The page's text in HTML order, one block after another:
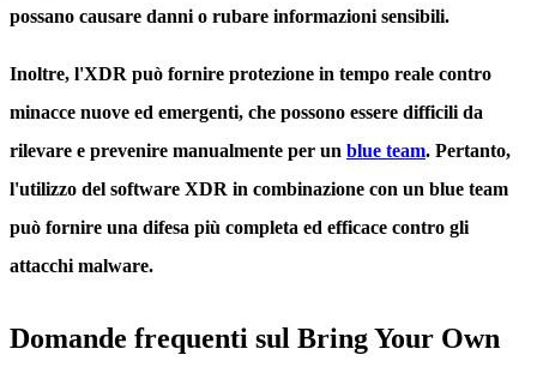
possano causare danni o rubare informazioni sensibili.
Inoltre, l'XDR può fornire protezione in tempo reale contro
minacce nuove ed emergenti, che possono essere difficili da
rilevare e prevenire manualmente per un blue team. Pertanto,
l'utilizzo del software XDR in combinazione con un blue team
può fornire una difesa più completa ed efficace contro gli
attacchi malware.
Domande frequenti sul Bring Your Own